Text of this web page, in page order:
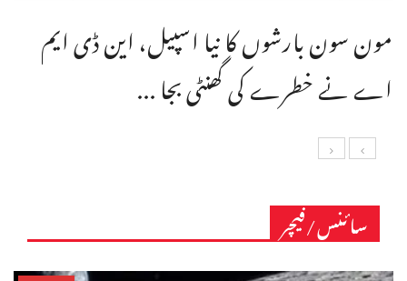
مون سون بارشوں کا نیا اسپیل، این ڈی ایم
اے نے خطرے کی گھنٹی بجا ...
سائنس/فیچر